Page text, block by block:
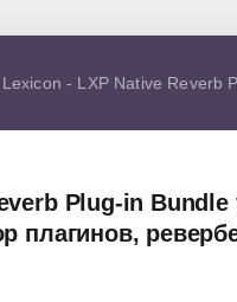
- LXP Native Reverb
Plug-in Bundle
плагинов,